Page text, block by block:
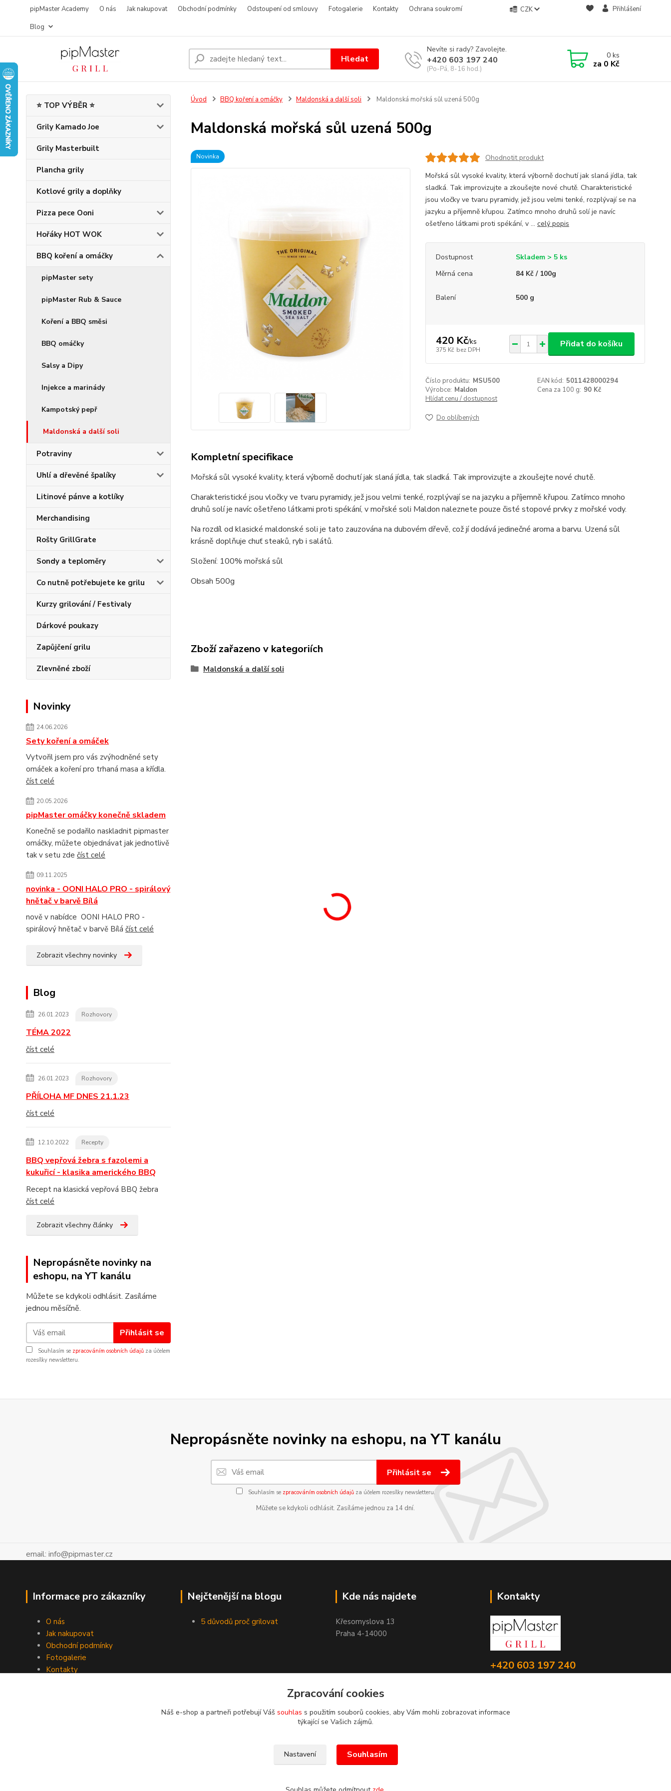
pipMaster Academy O nás Jak nakupovat Obchodní podmínky Odstoupení od smlouvy Fotogalerie Kontakty
Ochrana soukromí
Blog
CZK Přihlášení
Hledat
Nevíte si rady? Zavolejte.
+420 603 197 240
(Po-Pá, 8-16 hod.)
0ks
za 0 Kč
⭐ TOP VÝBĚR ⭐
Grily Kamado Joe
Grily Masterbuilt
Plancha grily
Kotlové grily a doplňky
Pizza pece Ooni
Hořáky HOT WOK
BBQ koření a omáčky
pipMaster sety
pipMaster Rub & Sauce
Koření a BBQ směsi
BBQ omáčky
Salsy a Dipy
Injekce a marinády
Kampotský pepř
Maldonská a další soli
Potraviny
Uhlí a dřevěné špalíky
Litinové pánve a kotlíky
Merchandising
Rošty GrillGrate
Sondy a teploměry
Co nutně potřebujete ke grilu
Kurzy grilování / Festivaly
Dárkové poukazy
Zapůjčení grilu
Zlevněné zboží
Novinky
24.06.2026
Sety koření a omáček
Vytvořil jsem pro vás zvýhodněné sety
omáček a koření pro trhaná masa a křídla.
číst celé
20.05.2026
pipMaster omáčky konečně skladem
Konečně se podařilo naskladnit pipmaster
omáčky, můžete objednávat jak jednotlivě
tak v setu zde číst celé
09.11.2025
novinka - OONI HALO PRO - spirálový
hnětač v barvě Bílá
nově v nabídce OONI HALO PRO -
spirálový hnětač v barvě Bílá číst celé
Zobrazit všechny novinky
Blog
26.01.2023 Rozhovory
TÉMA 2022
číst celé
26.01.2023 Rozhovory
PŘÍLOHA MF DNES 21.1.23
číst celé
12.10.2022 Recepty
BBQ vepřová žebra s fazolemi a
kukuřicí - klasika amerického BBQ
Recept na klasická vepřová BBQ žebra
číst celé
Zobrazit všechny články
Nepropásněte novinky na
eshopu, na YT kanálu
Můžete se kdykoli odhlásit. Zasíláme
jednou měsíčně.
Přihlásit se
Souhlasím se zpracováním osobních údajů za účelem
rozesílky newsletteru.
Úvod BBQ koření a omáčky Maldonská a další soli Maldonská mořská sůl uzená 500g
Maldonská mořská sůl uzená 500g
Novinka
Ohodnotit produkt
Mořská sůl vysoké kvality, která výborně dochutí jak slaná jídla, tak
sladká. Tak improvizujte a zkoušejte nové chutě. Charakteristické
jsou vločky ve tvaru pyramidy, jež jsou velmi tenké, rozplývají se na
jazyku a příjemně křupou. Zatímco mnoho druhů solí je navíc
ošetřeno látkami proti spékání, v ... celý popis
Dostupnost
Skladem > 5 ks
Měrná cena
84 Kč / 100g
Balení 500 g
420 Kč/ks
375 Kč bez DPH
Přidat do košíku
Číslo produktu: MSU500 EAN kód: 5011428000294
Výrobce: Maldon Cena za 100 g: 90 Kč
Hlídat cenu / dostupnost
Do oblíbených
Kompletní specifikace
Mořská sůl vysoké kvality, která výborně dochutí jak slaná jídla, tak sladká. Tak improvizujte a zkoušejte nové chutě.
Charakteristické jsou vločky ve tvaru pyramidy, jež jsou velmi tenké, rozplývají se na jazyku a příjemně křupou. Zatímco mnoho
druhů solí je navíc ošetřeno látkami proti spékání, v mořské soli Maldon naleznete pouze čisté stopové prvky z mořské vody.
Na rozdíl od klasické maldonské soli je tato zauzována na dubovém dřevě, což jí dodává jedinečné aroma a barvu. Uzená sůl
krásně doplňuje chuť steaků, ryb i salátů.
Složení: 100% mořská sůl
Obsah 500g
Zboží zařazeno v kategoriích
Maldonská a další soli
Nepropásněte novinky na eshopu, na YT kanálu
Přihlásit se
Souhlasím se zpracováním osobních údajůza účelem rozesílky newsletteru.
Můžete se kdykoli odhlásit. Zasíláme jednou za 14 dní.
email: info@pipmaster.cz
Informace pro zákazníky
O nás
Jak nakupovat
Obchodní podmínky
Fotogalerie
Kontakty
Nejčtenější na blogu
5 důvodů proč grilovat
Kde nás najdete
Křesomyslova 13
Praha 4-14000
Kontakty
+420 603 197 240
Zpracování cookies
Náš e-shop a partneři potřebují Váš souhlas s použitím souborů cookies, aby Vám mohli zobrazovat informace
týkající se Vašich zájmů.
Nastavení Souhlasím